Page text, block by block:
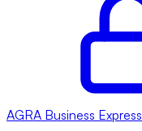
AGRA Business Express